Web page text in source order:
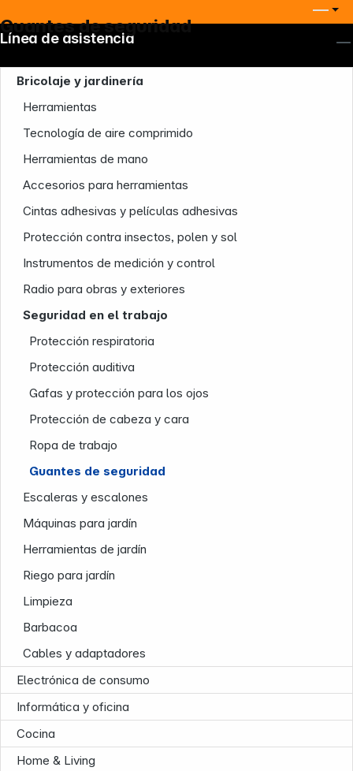
Guantes de seguridad
Bricolaje y jardinería
Herramientas
Tecnología de aire comprimido
Herramientas de mano
Accesorios para herramientas
Cintas adhesivas y películas adhesivas
Protección contra insectos, polen y sol
Instrumentos de medición y control
Radio para obras y exteriores
Seguridad en el trabajo
Protección respiratoria
Protección auditiva
Gafas y protección para los ojos
Protección de cabeza y cara
Ropa de trabajo
Guantes de seguridad
Escaleras y escalones
Máquinas para jardín
Herramientas de jardín
Riego para jardín
Limpieza
Barbacoa
Cables y adaptadores
Electrónica de consumo
Informática y oficina
Cocina
Home & Living
Línea de asistencia
Nuestra empresa
Infoterminal
News